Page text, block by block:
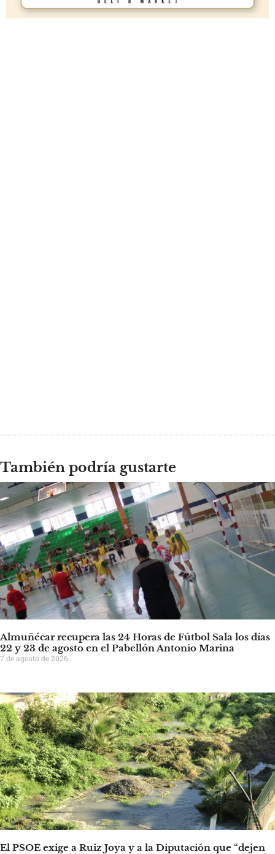
También podría gustarte
Almuñécar recupera las 24 Horas de Fútbol Sala los días
22 y 23 de agosto en el Pabellón Antonio Marina
7 de agosto de 2026
El PSOE exige a Ruiz Joya y a la Diputación que “dejen